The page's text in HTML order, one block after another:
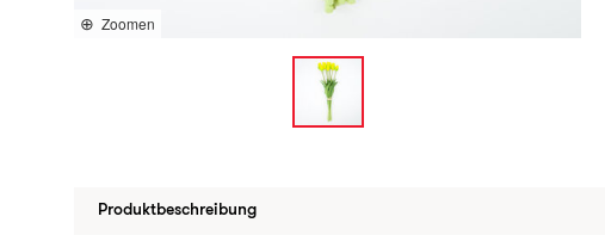
Zoomen
Produktbeschreibung